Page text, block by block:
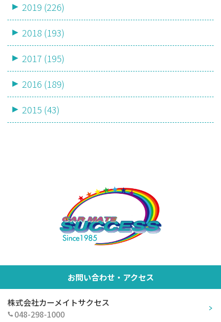
2019 (226)
2018 (193)
2017 (195)
2016 (189)
2015 (43)
お問い合わせ・アクセス
株式会社カーメイトサクセス
048-298-1000